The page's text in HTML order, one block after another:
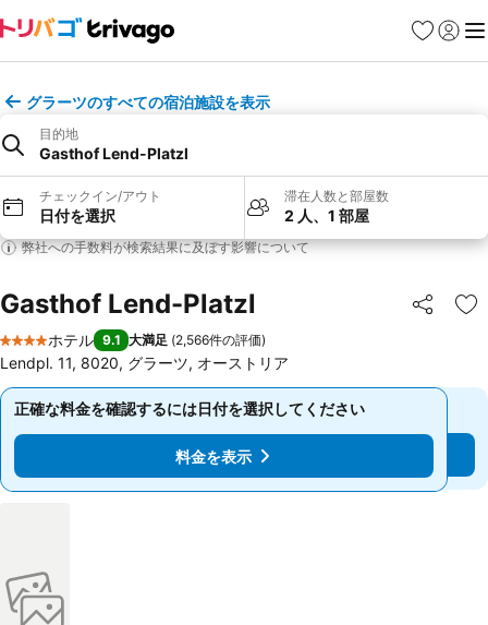
お気に入り
ログイ
メ
グラーツのすべての宿泊施設を表示
目的地
Gasthof Lend-Platzl
チェックイン/アウト
日付を選択
滞在人数と部屋数
2 人、1 部屋
弊社への手数料が検索結果に及ぼす影響について
Gasthof Lend-Platzl シェア
お
4 ホテルのランク
ホテル 9.1 大満足 (2,566件の評価)
Lendpl. 11, 8020, グラーツ, オーストリア
正確な料金を確認するには日付を選択してください
料金を表示
正確な料金を確認するには日付を選択してください
料金を表示